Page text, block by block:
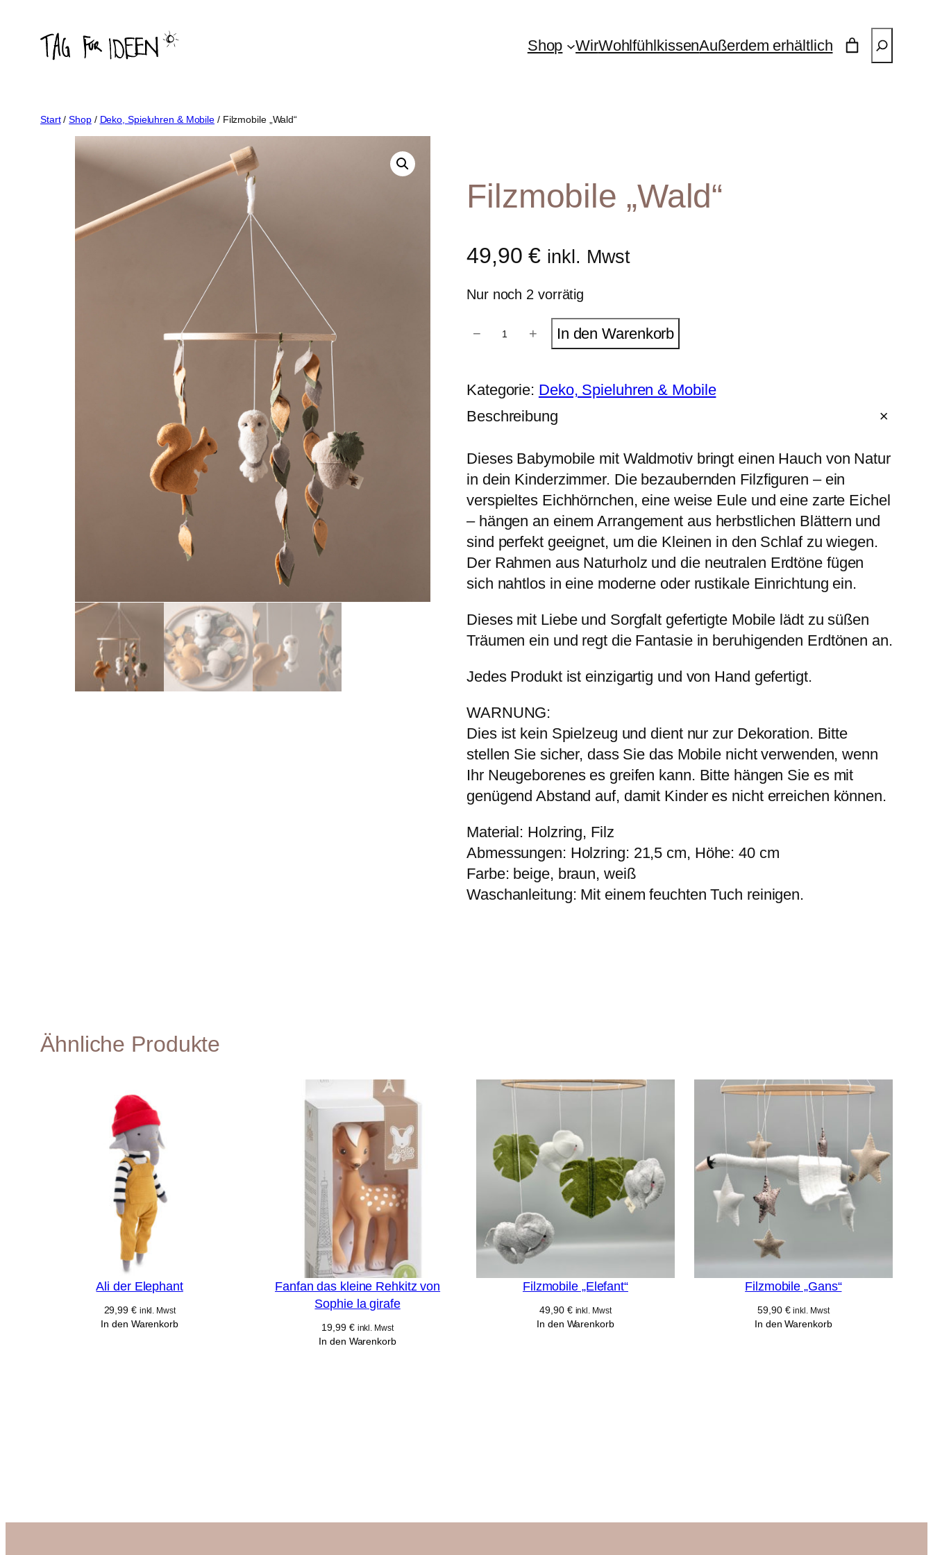
Inhalt
springen
Shop WirWohlfühlkissenAußerdem erhältlich
Start/Shop/ Deko, Spieluhren & Mobile / Filzmobile „Wald“
Filzmobile „Wald“
49,90€ inkl. Mwst
Nur noch 2 vorrätig
o
"
a
l
d
"
e
n
e
− + In den Warenkorb
Kategorie: Deko, Spieluhren & Mobile
Beschreibung
Dieses Babymobile mit Waldmotiv bringt einen Hauch von Natur
in dein Kinderzimmer. Die bezaubernden Filzfiguren – ein
verspieltes Eichhörnchen, eine weise Eule und eine zarte Eichel
– hängen an einem Arrangement aus herbstlichen Blättern und
sind perfekt geeignet, um die Kleinen in den Schlaf zu wiegen.
Der Rahmen aus Naturholz und die neutralen Erdtöne fügen
sich nahtlos in eine moderne oder rustikale Einrichtung ein.
Dieses mit Liebe und Sorgfalt gefertigte Mobile lädt zu süßen
Träumen ein und regt die Fantasie in beruhigenden Erdtönen an.
Jedes Produkt ist einzigartig und von Hand gefertigt.
WARNUNG:
Dies ist kein Spielzeug und dient nur zur Dekoration. Bitte
stellen Sie sicher, dass Sie das Mobile nicht verwenden, wenn
Ihr Neugeborenes es greifen kann. Bitte hängen Sie es mit
genügend Abstand auf, damit Kinder es nicht erreichen können.
Material: Holzring, Filz
Abmessungen: Holzring: 21,5 cm, Höhe: 40 cm
Farbe: beige, braun, weiß
Waschanleitung: Mit einem feuchten Tuch reinigen.
Ähnliche Produkte
Ali der Elephant
29,99 € inkl. Mwst
In den Warenkorb
Fanfan das kleine Rehkitz von
Sophie la girafe
19,99 € inkl. Mwst
In den Warenkorb
Filzmobile „Elefant“
49,90 € inkl. Mwst
In den Warenkorb
Filzmobile „Gans“
59,90 € inkl. Mwst
In den Warenkorb